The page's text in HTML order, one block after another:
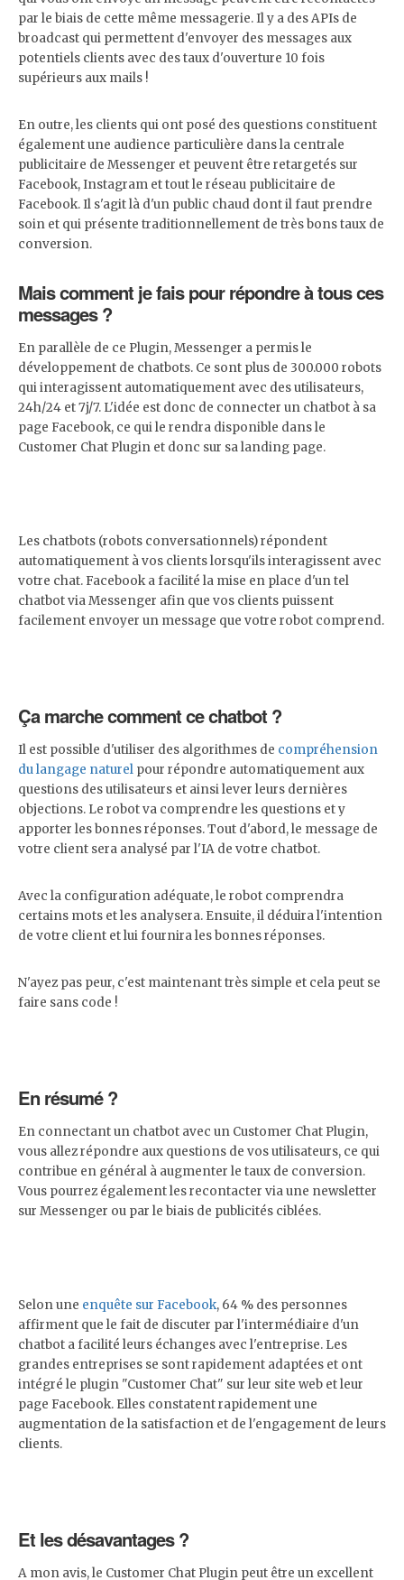
par le biais de cette même messagerie. Il y a des APIs de
broadcast qui permettent d'envoyer des messages aux
potentiels clients avec des taux d'ouverture 10 fois
supérieurs aux mails !
En outre, les clients qui ont posé des questions constituent
également une audience particulière dans la centrale
publicitaire de Messenger et peuvent être retargetés sur
Facebook, Instagram et tout le réseau publicitaire de
Facebook. Il s'agit là d'un public chaud dont il faut prendre
soin et qui présente traditionnellement de très bons taux de
conversion.
Mais comment je fais pour répondre à tous ces
messages ?
En parallèle de ce Plugin, Messenger a permis le
développement de chatbots. Ce sont plus de 300.000 robots
qui interagissent automatiquement avec des utilisateurs,
24h/24 et 7j/7. L'idée est donc de connecter un chatbot à sa
page Facebook, ce qui le rendra disponible dans le
Customer Chat Plugin et donc sur sa landing page.
Les chatbots (robots conversationnels) répondent
automatiquement à vos clients lorsqu'ils interagissent avec
votre chat. Facebook a facilité la mise en place d'un tel
chatbot via Messenger afin que vos clients puissent
facilement envoyer un message que votre robot comprend.
Ça marche comment ce chatbot ?
Il est possible d'utiliser des algorithmes de compréhension
du langage naturel pour répondre automatiquement aux
questions des utilisateurs et ainsi lever leurs dernières
objections. Le robot va comprendre les questions et y
apporter les bonnes réponses. Tout d'abord, le message de
votre client sera analysé par l'IA de votre chatbot.
Avec la configuration adéquate, le robot comprendra
certains mots et les analysera. Ensuite, il déduira l'intention
de votre client et lui fournira les bonnes réponses.
N'ayez pas peur, c'est maintenant très simple et cela peut se
faire sans code !
En résumé ?
En connectant un chatbot avec un Customer Chat Plugin,
vous allez répondre aux questions de vos utilisateurs, ce qui
contribue en général à augmenter le taux de conversion.
Vous pourrez également les recontacter via une newsletter
sur Messenger ou par le biais de publicités ciblées.
Selon une enquête sur Facebook, 64 % des personnes
affirment que le fait de discuter par l'intermédiaire d'un
chatbot a facilité leurs échanges avec l'entreprise. Les
grandes entreprises se sont rapidement adaptées et ont
intégré le plugin "Customer Chat" sur leur site web et leur
page Facebook. Elles constatent rapidement une
augmentation de la satisfaction et de l'engagement de leurs
clients.
Et les désavantages ?
A mon avis, le Customer Chat Plugin peut être un excellent